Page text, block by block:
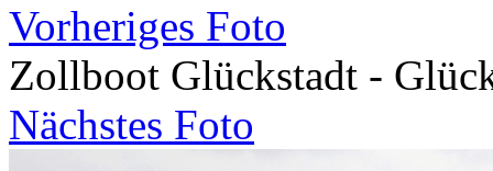
Vorheriges Foto
Zollboot Glückstadt -
Nächstes Foto